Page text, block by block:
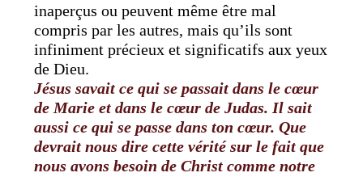
inaperçus ou peuvent même être mal
compris par les autres, mais qu’ils sont
infiniment précieux et significatifs aux yeux
de Dieu.
Jésus savait ce qui se passait dans le cœur
de Marie et dans le cœur de Judas. Il sait
aussi ce qui se passe dans ton cœur.Que
devrait nous dire cette vérité sur le fait que
nous avons besoin de Christ comme notre